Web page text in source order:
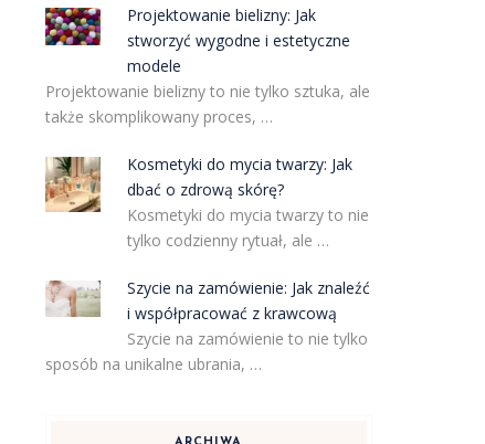
Projektowanie bielizny: Jak
stworzyć wygodne i estetyczne
modele
Projektowanie bielizny to nie tylko sztuka, ale
także skomplikowany proces, …
Kosmetyki do mycia twarzy: Jak
dbać o zdrową skórę?
Kosmetyki do mycia twarzy to nie
tylko codzienny rytuał, ale …
Szycie na zamówienie: Jak znaleźć
i współpracować z krawcową
Szycie na zamówienie to nie tylko
sposób na unikalne ubrania, …